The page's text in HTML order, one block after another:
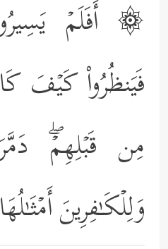
۞ أَفَلَمۡ
فَیَنظُرُواْ كَیۡفَ
مِن قَبۡلِهِمۡۖ
وَلِلۡكَـٰفِرِینَ أَمۡثَـٰلُهَا